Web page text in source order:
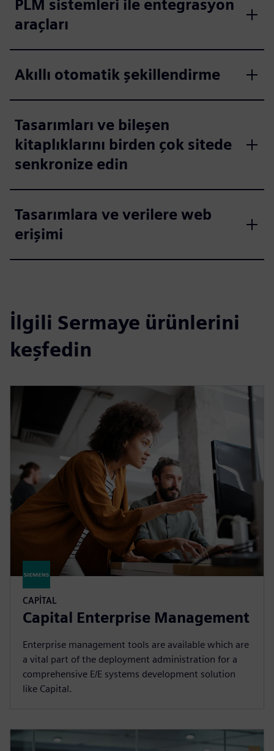
PLM sistemleri ile entegrasyon
araçları
Akıllı otomatik şekillendirme
Tasarımları ve bileşen
kitaplıklarını birden çok sitede
senkronize edin
Tasarımlara ve verilere web
erişimi
İlgili Sermaye ürünlerini
keşfedin
CAPITAL
Capital Enterprise Management
Enterprise management tools are available which are
a vital part of the deployment administration for a
comprehensive E/E systems development solution
like Capital.